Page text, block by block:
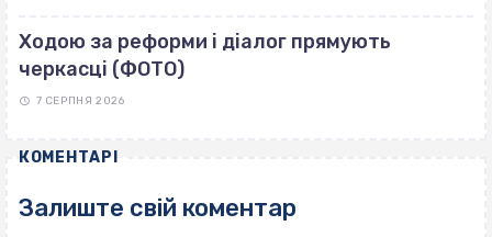
Ходою за реформи і діалог прямують
черкасці (ФОТО)
7 СЕРПНЯ 2026
КОМЕНТАРІ
Залиште свій коментар